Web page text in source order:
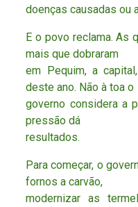
doenças causadas ou
E o povo reclama. As
mais que dobraram
em Pequim, a
deste ano. Não à toa o
governo considera a
pressão dá
resultados.
Para começar, o
fornos a carvão,
modernizar as